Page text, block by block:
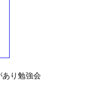
り勉強会